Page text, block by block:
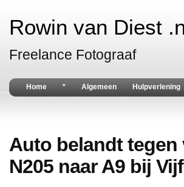
Rowin van Diest
Freelance Fotograaf
Home * Algemeen Hulpverlening
Auto belandt
N205 naar A9 bij